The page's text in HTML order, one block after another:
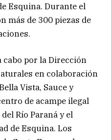
Esquina. Durante el
más de 300 piezas de
cabo por la Dirección
en colaboración
Vista, Sauce y
de acampe ilegal
Río Paraná y el
de Esquina. Los